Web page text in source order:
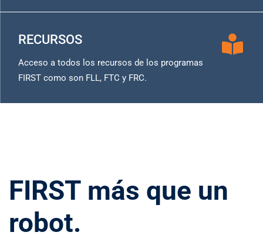
RECURSOS
Acceso a todos los recursos de los programas
FIRST como son FLL, FTC y FRC.
FIRST más que un
robot.